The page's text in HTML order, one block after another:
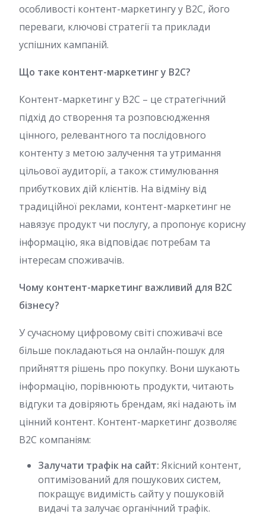
особливості контент-маркетингу у B2C, його
переваги, ключові стратегії та приклади
успішних кампаній.
Що таке контент-маркетинг у B2C?
Контент-маркетинг у B2C – це стратегічний
підхід до створення та розповсюдження
цінного, релевантного та послідовного
контенту з метою залучення та утримання
цільової аудиторії, а також стимулювання
прибуткових дій клієнтів. На відміну від
традиційної реклами, контент-маркетинг не
навязує продукт чи послугу, а пропонує корисну
інформацію, яка відповідає потребам та
інтересам споживачів.
Чому контент-маркетинг важливий для B2C
бізнесу?
У сучасному цифровому світі споживачі все
більше покладаються на онлайн-пошук для
прийняття рішень про покупку. Вони шукають
інформацію, порівнюють продукти, читають
відгуки та довіряють брендам, які надають їм
цінний контент. Контент-маркетинг дозволяє
B2C компаніям:
Залучати трафік на сайт: Якісний контент,
оптимізований для пошукових систем,
покращує видимість сайту у пошуковій
видачі та залучає органічний трафік.